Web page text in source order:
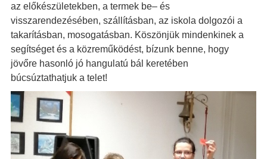
az előkészületekben, a termek be– és
visszarendezésében, szállításban, az iskola dolgozói a
takarításban, mosogatásban. Köszönjük mindenkinek a
segítséget és a közreműködést, bízunk benne, hogy
jövőre hasonló jó hangulatú bál keretében
búcsúztathatjuk a telet!